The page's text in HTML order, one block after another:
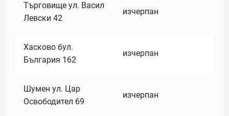
Търговище ул. Васил
Левски 42
изчерпан
Хасково бул.
България 162
изчерпан
Шумен ул. Цар
Освободител 69
изчерпан